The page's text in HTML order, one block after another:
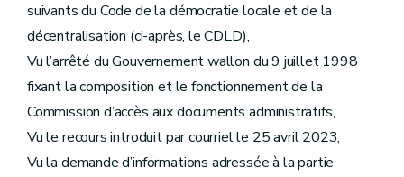
suivants du Code de la démocratie locale et de la
décentralisation (ci-après, le CDLD),
Vu l’arrêté du Gouvernement wallon du 9 juillet 1998
fixant la composition et le fonctionnement de la
Commission d’accès aux documents administratifs,
Vu le recours introduit par courriel le 25 avril 2023,
Vu la demande d’informations adressée à la partie